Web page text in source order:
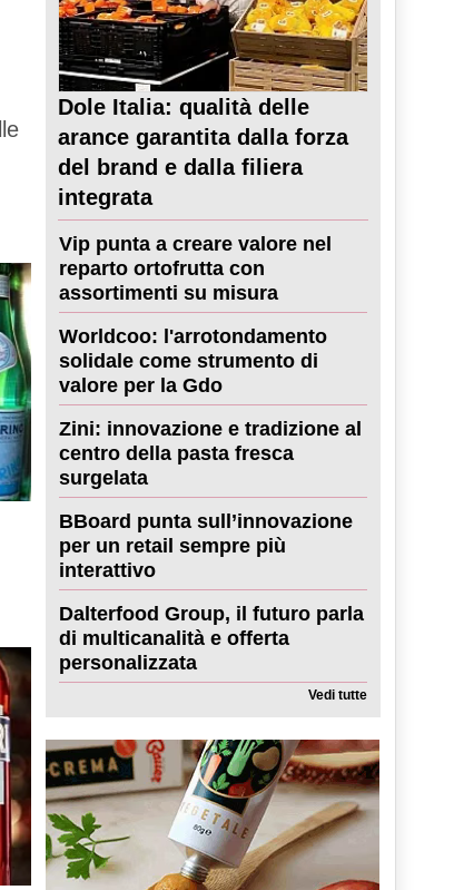
Dole Italia: qualità delle
arance garantita dalla forza
del brand e dalla filiera
integrata
Vip punta a creare valore nel
reparto ortofrutta con
assortimenti su misura
Worldcoo: l'arrotondamento
solidale come strumento di
valore per la Gdo
Zini: innovazione e tradizione al
centro della pasta fresca
surgelata
BBoard punta sull’innovazione
per un retail sempre più
interattivo
Dalterfood Group, il futuro parla
di multicanalità e offerta
personalizzata
Vedi tutte